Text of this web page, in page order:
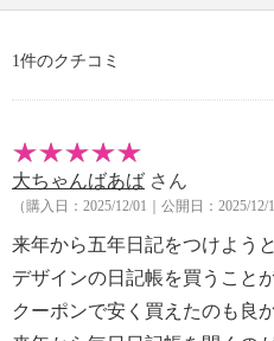
・日本製
1件のクチコミ
大ちゃんばあば さん
（購入日：2025/12/01｜公開日：2025/12/
来年から五年日記をつけよう
デザインの日記帳を買うこと
クーポンで安く買えたのも良